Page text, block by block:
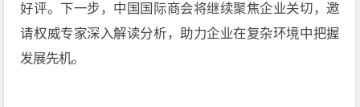
好评。下一步，中国国际商会将继续聚焦企业关切，邀
请权威专家深入解读分析，助力企业在复杂环境中把握
发展先机。